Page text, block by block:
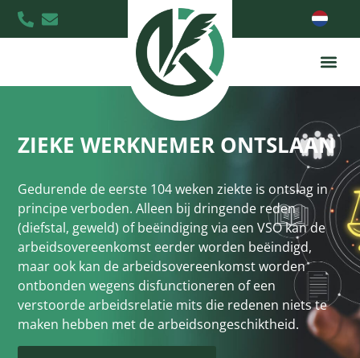
ZIEKE WERKNEMER ONTSLAAN
Gedurende de eerste 104 weken ziekte is ontslag in
principe verboden. Alleen bij dringende reden
(diefstal, geweld) of beëindiging via een VSO kan de
arbeidsovereenkomst eerder worden beëindigd,
maar ook kan de arbeidsovereenkomst worden
ontbonden wegens disfunctioneren of een
verstoorde arbeidsrelatie mits die redenen niets te
maken hebben met de arbeidsongeschiktheid.